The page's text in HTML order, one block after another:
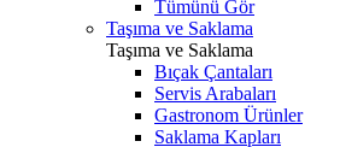
Tümünü Gör
Taşıma ve Saklama
Taşıma ve Saklama
Bıçak Çantaları
Servis Arabaları
Gastronom Ürünler
Saklama Kapları